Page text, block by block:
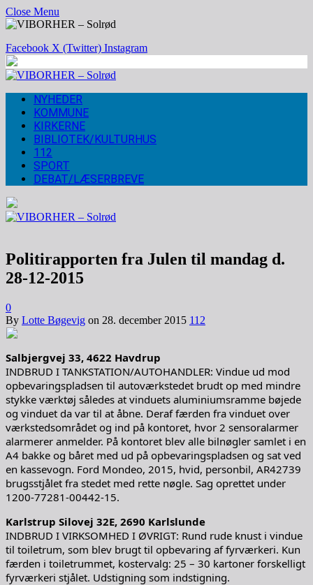
Close Menu
Facebook X (Twitter) Instagram
NYHEDER
KOMMUNE
KIRKERNE
BIBLIOTEK/KULTURHUS
112
SPORT
DEBAT/LÆSERBREVE
Politirapporten fra Julen til mandag d.
28-12-2015
0
By Lotte Bøgevig on 28. december 2015 112
Salbjergvej 33, 4622 Havdrup
INDBRUD I TANKSTATION/AUTOHANDLER: Vindue ud mod
opbevaringspladsen til autoværkstedet brudt op med mindre
stykke værktøj således at vinduets aluminiumsramme bøjede
og vinduet da var til at åbne. Deraf færden fra vinduet over
værkstedsområdet og ind på kontoret, hvor 2 sensoralarmer
alarmerer anmelder. På kontoret blev alle bilnøgler samlet i en
A4 bakke og båret med ud på opbevaringspladsen og sat ved
en kassevogn. Ford Mondeo, 2015, hvid, personbil, AR42739
brugsstjålet fra stedet med rette nøgle. Sag oprettet under
1200-77281-00442-15.
Karlstrup Silovej 32E, 2690 Karlslunde
INDBRUD I VIRKSOMHED I ØVRIGT: Rund rude knust i vindue
til toiletrum, som blev brugt til opbevaring af fyrværkeri. Kun
færden i toiletrummet, kostervalg: 25 – 30 kartoner forskelligt
fyrværkeri stjålet. Udstigning som indstigning.